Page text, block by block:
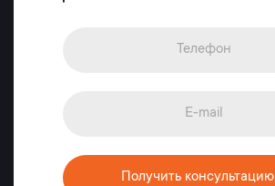
Получить консультацию